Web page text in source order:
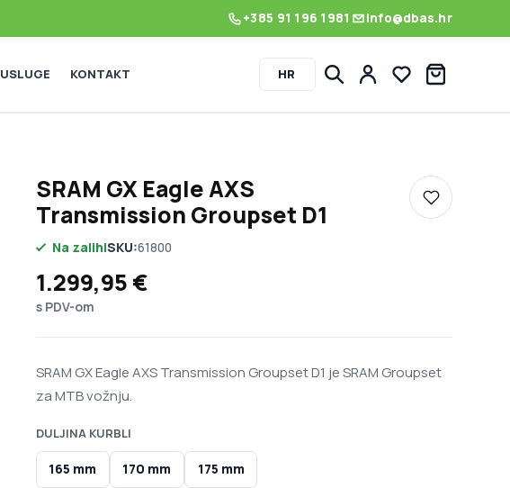
+385 91 196 1981 info@dbas.hr
HR Lista želja
USLUGE KONTAKT
SRAM GX Eagle AXS
Transmission Groupset D1
Dodaj u
Na zalihiSKU:61800
1.299,95 €
s PDV-om
SRAM GX Eagle AXS Transmission Groupset D1 je SRAM Groupset
za MTB vožnju.
DULJINA KURBLI
165 mm 170 mm 175 mm